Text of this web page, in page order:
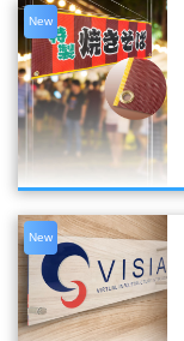
New
New